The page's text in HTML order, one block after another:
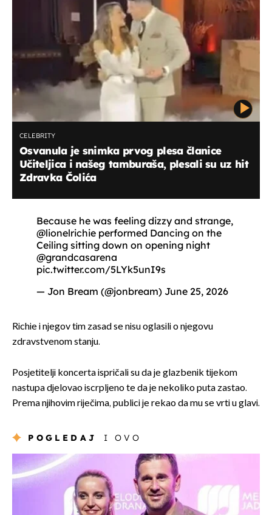
CELEBRITY
Osvanula je snimka prvog plesa članice
Učiteljica i našeg tamburaša, plesali su uz hit
Zdravka Čolića
Because he was feeling dizzy and strange,
@lionelrichie performed Dancing on the
Ceiling sitting down on opening night
@grandcasarena
pic.twitter.com/5LYk5unI9s
— Jon Bream (@jonbream) June 25, 2026
Richie i njegov tim zasad se nisu oglasili o njegovu
zdravstvenom stanju.
Posjetitelji koncerta ispričali su da je glazbenik tijekom
nastupa djelovao iscrpljeno te da je nekoliko puta zastao.
Prema njihovim riječima, publici je rekao da mu se vrti u glavi.
POGLEDAJ I OVO